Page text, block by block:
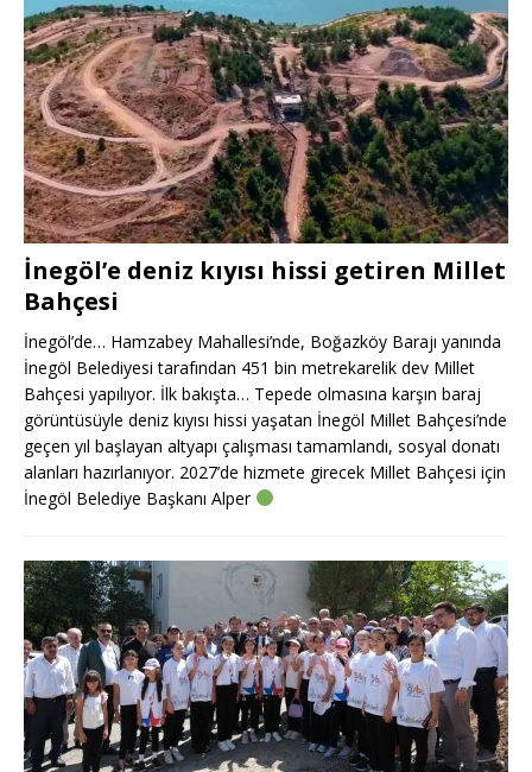
İnegöl’e deniz kıyısı hissi getiren Millet
Bahçesi
İnegöl’de… Hamzabey Mahallesi’nde, Boğazköy Barajı yanında
İnegöl Belediyesi tarafından 451 bin metrekarelik dev Millet
Bahçesi yapılıyor. İlk bakışta… Tepede olmasına karşın baraj
görüntüsüyle deniz kıyısı hissi yaşatan İnegöl Millet Bahçesi’nde
geçen yıl başlayan altyapı çalışması tamamlandı, sosyal donatı
alanları hazırlanıyor. 2027’de hizmete girecek Millet Bahçesi için
İnegöl Belediye Başkanı Alper